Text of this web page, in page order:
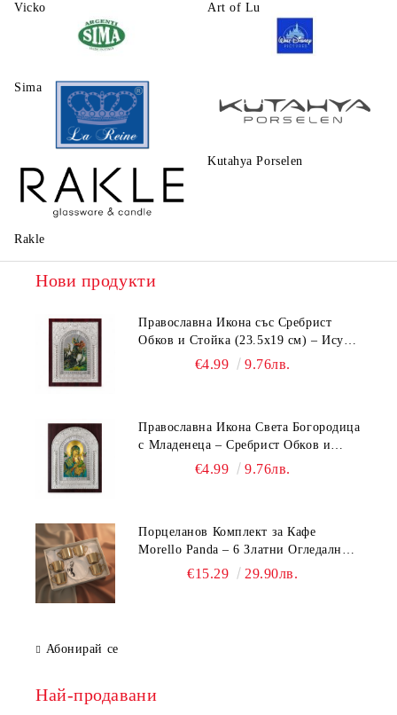
Vicko Art of Luxury Ware
Sima
La Reine Kutahya Porselen
Rakle
Нови продукти
Православна Икона със Сребрист
Обков и Стойка (23.5х19 см) – Исус
Христос, Св. Георги, Св. Николай
€4.99 9.76лв.
Православна Икона Света Богородица
с Младенеца – Сребрист Обков и
Стойка (23.5х19 см, 6 Модела)
€4.99 9.76лв.
Порцеланов Комплект за Кафе
Morello Panda – 6 Златни Огледални
Чаши с Анаморфно Отражение и
€15.29 29.90лв.
Абонирай се
Най-продавани